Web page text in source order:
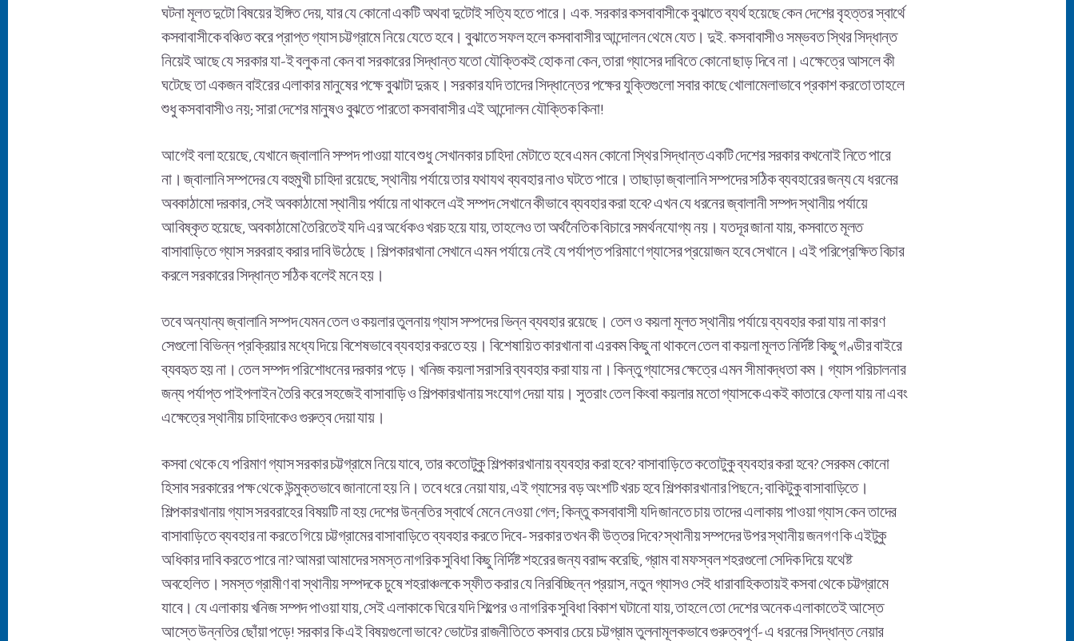
ঘটনা মূলত দুটো বিষয়ের ইঙ্গিত দেয়, যার যে কোনো একটি অথবা দুটোই সত্যি হতে পারে। এক. সরকার কসবাবাসীকে বুঝাতে ব্যর্থ হয়েছে কেন দেশের বৃহত্তর স্বার্থে
কসবাবাসীকে বঞ্চিত করে প্রাপ্ত গ্যাস চট্টগ্রামে নিয়ে যেতে হবে। বুঝাতে সফল হলে কসবাবাসীর আন্দোলন থেমে যেত। দুই. কসবাবাসীও সম্ভবত স্থির সিদ্ধান্ত
নিয়েই আছে যে সরকার যা-ই বলুক না কেন বা সরকারের সিদ্ধান্ত যতো যৌক্তিকই হোক না কেন, তারা গ্যাসের দাবিতে কোনো ছাড় দিবে না। এক্ষেত্রে আসলে কী
ঘটেছে তা একজন বাইরের এলাকার মানুষের পক্ষে বুঝাটা দুরূহ। সরকার যদি তাদের সিদ্ধান্তের পক্ষের যুক্তিগুলো সবার কাছে খোলামেলাভাবে প্রকাশ করতো তাহলে
শুধু কসবাবাসীও নয়; সারা দেশের মানুষও বুঝতে পারতো কসবাবাসীর এই আন্দোলন যৌক্তিক কিনা!
আগেই বলা হয়েছে, যেখানে জ্বালানি সম্পদ পাওয়া যাবে শুধু সেখানকার চাহিদা মেটাতে হবে এমন কোনো স্থির সিদ্ধান্ত একটি দেশের সরকার কখনোই নিতে পারে
না। জ্বালানি সম্পদের যে বহুমুখী চাহিদা রয়েছে, স্থানীয় পর্যায়ে তার যথাযথ ব্যবহার নাও ঘটতে পারে। তাছাড়া জ্বালানি সম্পদের সঠিক ব্যবহারের জন্য যে ধরনের
অবকাঠামো দরকার, সেই অবকাঠামো স্থানীয় পর্যায়ে না থাকলে এই সম্পদ সেখানে কীভাবে ব্যবহার করা হবে? এখন যে ধরনের জ্বালানী সম্পদ স্থানীয় পর্যায়ে
আবিষ্কৃত হয়েছে, অবকাঠামো তৈরিতেই যদি এর অর্ধেকও খরচ হয়ে যায়, তাহলেও তা অর্থনৈতিক বিচারে সমর্থনযোগ্য নয়। যতদূর জানা যায়, কসবাতে মূলত
বাসাবাড়িতে গ্যাস সরবরাহ করার দাবি উঠেছে। শিল্পকারখানা সেখানে এমন পর্যায়ে নেই যে পর্যাপ্ত পরিমাণে গ্যাসের প্রয়োজন হবে সেখানে। এই পরিপ্রেক্ষিত বিচার
করলে সরকারের সিদ্ধান্ত সঠিক বলেই মনে হয়।
তবে অন্যান্য জ্বালানি সম্পদ যেমন তেল ও কয়লার তুলনায় গ্যাস সম্পদের ভিন্ন ব্যবহার রয়েছে। তেল ও কয়লা মূলত স্থানীয় পর্যায়ে ব্যবহার করা যায় না কারণ
সেগুলো বিভিন্ন প্রক্রিয়ার মধ্যে দিয়ে বিশেষভাবে ব্যবহার করতে হয়। বিশেষায়িত কারখানা বা এরকম কিছু না থাকলে তেল বা কয়লা মূলত নির্দিষ্ট কিছু গণ্ডীর বাইরে
ব্যবহৃত হয় না। তেল সম্পদ পরিশোধনের দরকার পড়ে। খনিজ কয়লা সরাসরি ব্যবহার করা যায় না। কিন্তু গ্যাসের ক্ষেত্রে এমন সীমাবদ্ধতা কম। গ্যাস পরিচালনার
জন্য পর্যাপ্ত পাইপলাইন তৈরি করে সহজেই বাসাবাড়ি ও শিল্পকারখানায় সংযোগ দেয়া যায়। সুতরাং তেল কিংবা কয়লার মতো গ্যাসকে একই কাতারে ফেলা যায় না এবং
এক্ষেত্রে স্থানীয় চাহিদাকেও গুরুত্ব দেয়া যায়।
কসবা থেকে যে পরিমাণ গ্যাস সরকার চট্টগ্রামে নিয়ে যাবে, তার কতোটুকু শিল্পকারখানায় ব্যবহার করা হবে? বাসাবাড়িতে কতোটুকু ব্যবহার করা হবে? সেরকম কোনো
হিসাব সরকারের পক্ষ থেকে উন্মুক্তভাবে জানানো হয় নি। তবে ধরে নেয়া যায়, এই গ্যাসের বড় অংশটি খরচ হবে শিল্পকারখানার পিছনে; বাকিটুকু বাসাবাড়িতে।
শিল্পকারখানায় গ্যাস সরবরাহের বিষয়টি না হয় দেশের উন্নতির স্বার্থে মেনে নেওয়া গেল; কিন্তু কসবাবাসী যদি জানতে চায় তাদের এলাকায় পাওয়া গ্যাস কেন তাদের
বাসাবাড়িতে ব্যবহার না করতে গিয়ে চট্টগ্রামের বাসাবাড়িতে ব্যবহার করতে দিবে- সরকার তখন কী উত্তর দিবে? স্থানীয় সম্পদের উপর স্থানীয় জনগণ কি এইটুকু
অধিকার দাবি করতে পারে না? আমরা আমাদের সমস্ত নাগরিক সুবিধা কিছু নির্দিষ্ট শহরের জন্য বরাদ্দ করেছি, গ্রাম বা মফস্বল শহরগুলো সেদিক দিয়ে যথেষ্ট
অবহেলিত। সমস্ত গ্রামীণ বা স্থানীয় সম্পদকে চুষে শহরাঞ্চলকে স্ফীত করার যে নিরবিচ্ছিন্ন প্রয়াস, নতুন গ্যাসও সেই ধারাবাহিকতায়ই কসবা থেকে চট্টগ্রামে
যাবে। যে এলাকায় খনিজ সম্পদ পাওয়া যায়, সেই এলাকাকে ঘিরে যদি শিল্পের ও নাগরিক সুবিধা বিকাশ ঘটানো যায়, তাহলে তো দেশের অনেক এলাকাতেই আস্তে
আস্তে উন্নতির ছোঁয়া পড়ে! সরকার কি এই বিষয়গুলো ভাবে? ভোটের রাজনীতিতে কসবার চেয়ে চট্টগ্রাম তুলনামূলকভাবে গুরুত্বপূর্ণ- এ ধরনের সিদ্ধান্ত নেয়ার